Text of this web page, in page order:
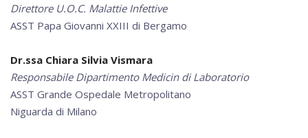
Direttore U.O.C. Malattie Infettive
ASST Papa Giovanni XXIII di Bergamo
Dr.ssa Chiara Silvia Vismara
Responsabile Dipartimento Medicin di Laboratorio
ASST Grande Ospedale Metropolitano
Niguarda di Milano